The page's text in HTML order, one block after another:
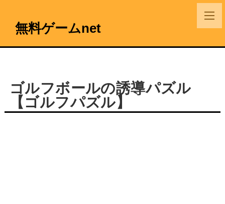
無料ゲームnet
ゴルフボールの誘導パズル
【ゴルフパズル】